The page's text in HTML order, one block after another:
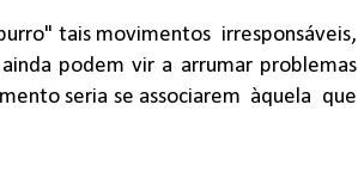
tais movimentos irresponsáveis,
podem vir a arrumar problemas
seria se associarem àquela que